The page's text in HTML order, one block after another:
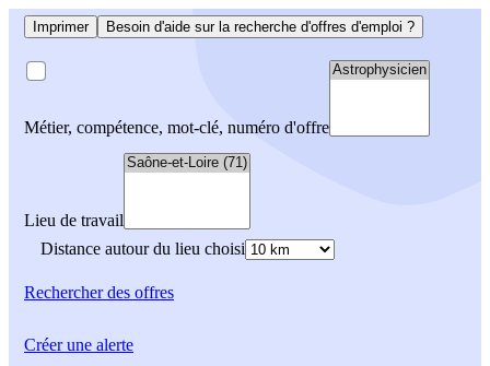
Imprimer Besoin d'aide sur la recherche d'offres d'emploi ?
Métier, compétence, mot-clé, numéro d'offre
Lieu de travail
Distance autour du lieu choisi
Rechercherdes offres
Créer une alerte